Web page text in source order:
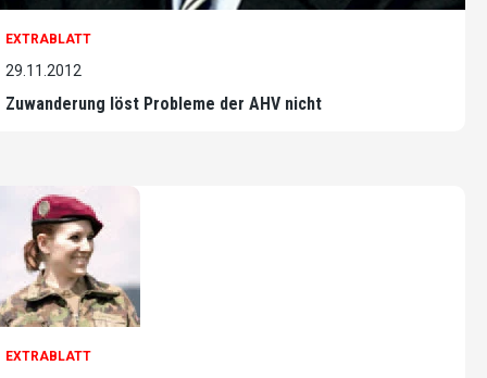
EXTRABLATT
29.11.2012
Zuwanderung löst Probleme der AHV nicht
EXTRABLATT